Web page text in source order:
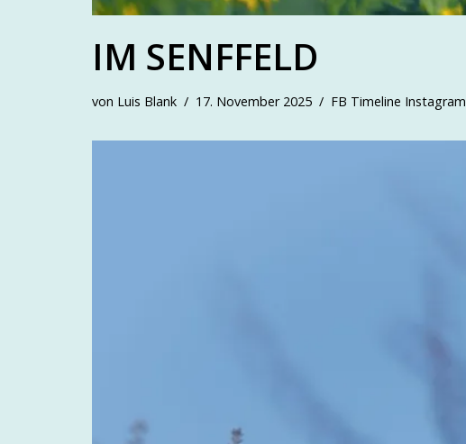
IM SENFFELD
von Luis Blank 17. November 2025 FB Timeline Instagram